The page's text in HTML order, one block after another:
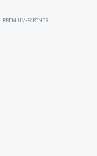
PREMIUM-PARTNER